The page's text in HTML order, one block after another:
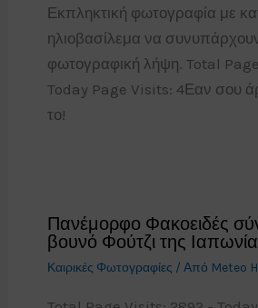
Εκπληκτική φωτογραφία με
ηλιοβασίλεμα να
φωτογραφική λήψη. Total
Today Page Visits: 4Εαν σου
το!
Πανέμορφο Φακοειδές
βουνό Φούτζι της
Καιρικές Φωτογραφίες / Από Meteo